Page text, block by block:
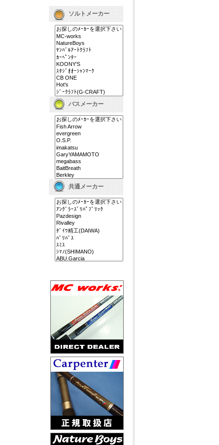
ソルトメーカー
バスメーカー
共通メーカー